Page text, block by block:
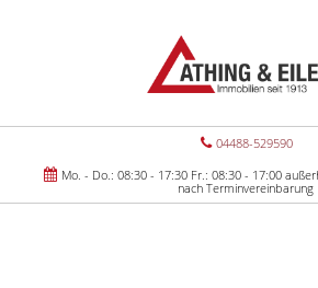
04488-529590
Mo. - Do.: 08:30 - 17:30 Fr.: 08:30 - 17:00
nach Terminvereinbarung